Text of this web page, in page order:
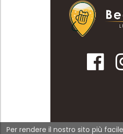
Per rendere il nostro sito più